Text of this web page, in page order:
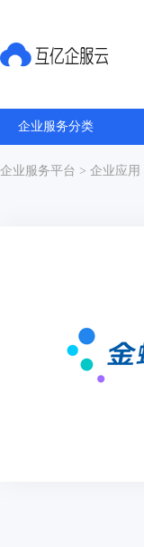
企业服务分类
企业服务平台 > 企业应用